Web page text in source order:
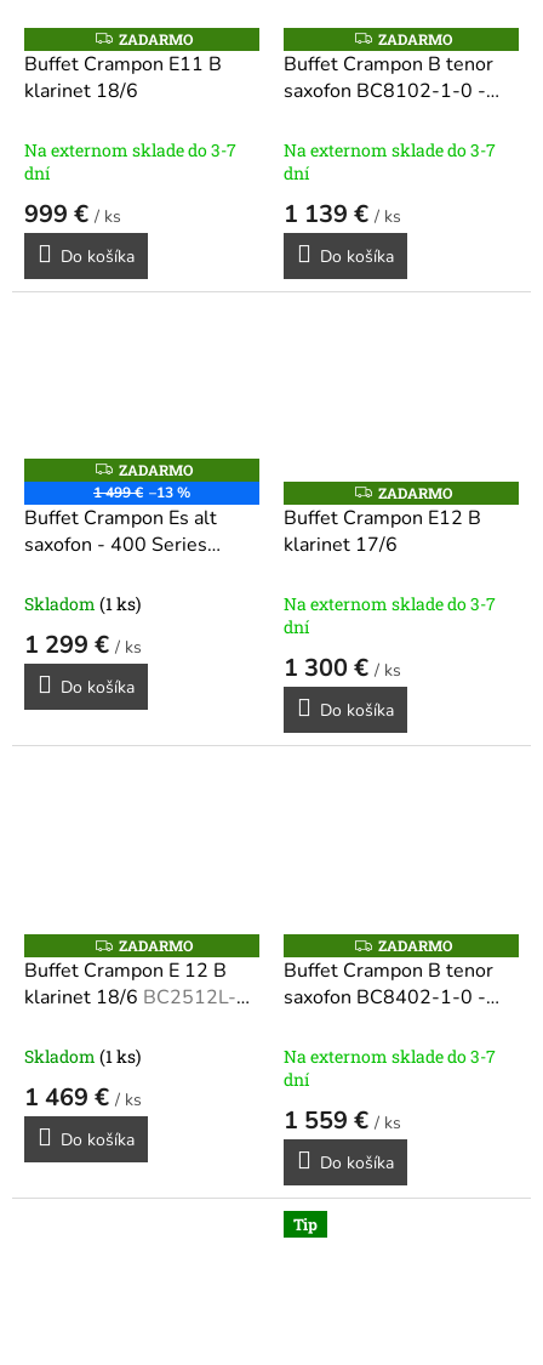
Z
A
D
A
ZADARMO
Buffet Crampon E11 B
klarinet 18/6
Na externom sklade do 3-7
dní
999 € / ks
Do košíka
Z
A
D
A
ZADARMO
Buffet Crampon B tenor
saxofon BC8102-1-0 -
Na externom sklade do 3-7
dní
1 139 € / ks
Do košíka
Z
A
D
A
R
M
ZADARMO
1 499 € –13 %
Buffet Crampon Es alt
saxofon - 400 Series
Skladom (1 ks)
1 299 € / ks
Do košíka
Z
A
D
A
ZADARMO
Buffet Crampon E12 B
klarinet 17/6
Na externom sklade do 3-7
dní
1 300 € / ks
Do košíka
Z
A
D
A
O
ZADARMO
Buffet Crampon E 12 B
klarinet 18/6 BC2512L-2-
Skladom (1 ks)
1 469 € / ks
Do košíka
Z
A
D
A
ZADARMO
Buffet Crampon B tenor
saxofon BC8402-1-0 -
Na externom sklade do 3-7
dní
1 559 € / ks
Do košíka
Tip